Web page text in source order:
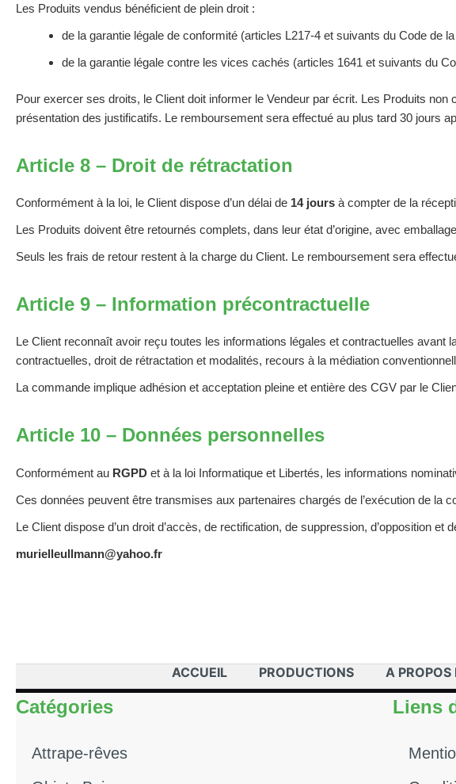
Les Produits vendus bénéficient de plein droit :
de la garantie légale de conformité (articles L217-4 et suivants du Code de
de la garantie légale contre les vices cachés (articles 1641 et suivants du
Pour exercer ses droits, le Client doit informer le Vendeur par écrit. Les Produits
présentation des justificatifs. Le remboursement sera effectué au plus tard 30 jours
Article 8 – Droit de rétractation
Conformément à la loi, le Client dispose d’un délai de 14 jours à compter de la
Les Produits doivent être retournés complets, dans leur état d’origine, avec
Seuls les frais de retour restent à la charge du Client. Le remboursement sera
Article 9 – Information précontractuelle
Le Client reconnaît avoir reçu toutes les informations légales et contractuelles
contractuelles, droit de rétractation et modalités, recours à la médiation
La commande implique adhésion et acceptation pleine et entière des CGV par le
Article 10 – Données personnelles
Conformément au RGPD et à la loi Informatique et Libertés, les informations
Ces données peuvent être transmises aux partenaires chargés de l’exécution de la
Le Client dispose d’un droit d’accès, de rectification, de suppression, d’opposition
murielleullmann@yahoo.fr
ACCUEIL PRODUCTIONS A PROPOS
Catégories
Attrape-rêves
Liens